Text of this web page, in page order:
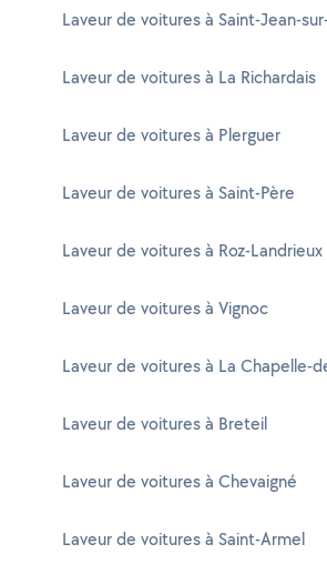
Laveur de voitures à Saint-Jean-
Laveur de voitures à La Richardais
Laveur de voitures à Plerguer
Laveur de voitures à Saint-Père
Laveur de voitures à Roz-Landrieux
Laveur de voitures à Vignoc
Laveur de voitures à La Chapelle-
Laveur de voitures à Breteil
Laveur de voitures à Chevaigné
Laveur de voitures à Saint-Armel